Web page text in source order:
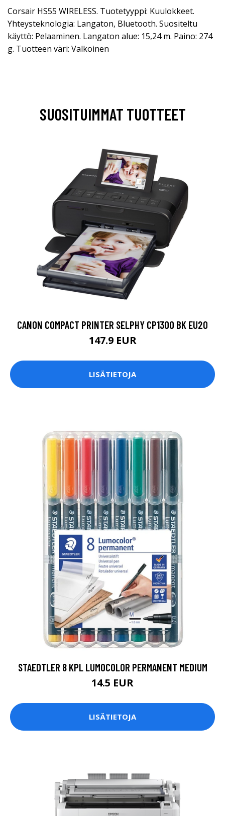
Corsair HS55 WIRELESS. Tuotetyyppi: Kuulokkeet.
Yhteysteknologia: Langaton, Bluetooth. Suositeltu
käyttö: Pelaaminen. Langaton alue: 15,24 m. Paino: 274
g. Tuotteen väri: Valkoinen
SUOSITUIMMAT TUOTTEET
CANON COMPACT PRINTER SELPHY CP1300 BK EU20
147.9 EUR
LISÄTIETOJA
STAEDTLER 8 KPL LUMOCOLOR PERMANENT MEDIUM
14.5 EUR
LISÄTIETOJA